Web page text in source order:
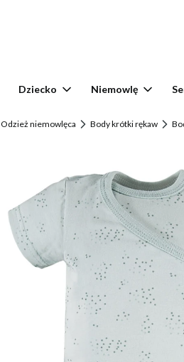
Dziecko Niemowlę
Odzież niemowlęca Body krótki rękaw